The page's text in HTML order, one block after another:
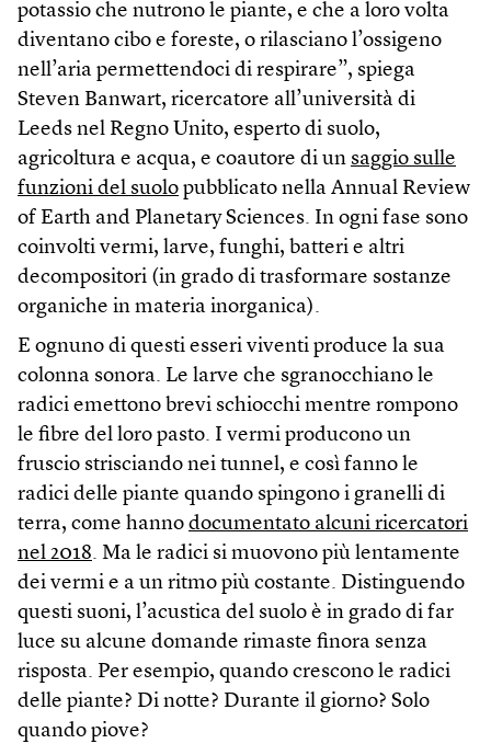
potassio che nutrono le piante, e che a loro volta
diventano cibo e foreste, o rilasciano l’ossigeno
nell’aria permettendoci di respirare”, spiega
Steven Banwart, ricercatore all’università di
Leeds nel Regno Unito, esperto di suolo,
agricoltura e acqua, e coautore di un saggio sulle
funzioni del suolo pubblicato nella Annual Review
of Earth and Planetary Sciences. In ogni fase sono
coinvolti vermi, larve, funghi, batteri e altri
decompositori (in grado di trasformare sostanze
organiche in materia inorganica).
E ognuno di questi esseri viventi produce la sua
colonna sonora. Le larve che sgranocchiano le
radici emettono brevi schiocchi mentre rompono
le fibre del loro pasto. I vermi producono un
fruscio strisciando nei tunnel, e così fanno le
radici delle piante quando spingono i granelli di
terra, come hanno documentato alcuni ricercatori
nel 2018. Ma le radici si muovono più lentamente
dei vermi e a un ritmo più costante. Distinguendo
questi suoni, l’acustica del suolo è in grado di far
luce su alcune domande rimaste finora senza
risposta. Per esempio, quando crescono le radici
delle piante? Di notte? Durante il giorno? Solo
quando piove?